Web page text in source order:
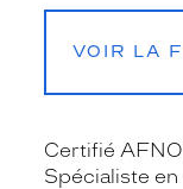
VOIR LA
Certifié
Spécialiste